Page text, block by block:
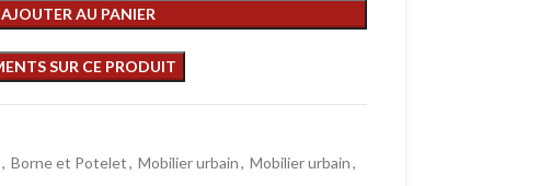
AJOUTER AU PANIER
, Borne et Potelet, Mobilier urbain, Mobilier urbain,